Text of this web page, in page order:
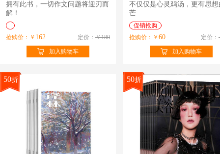
拥有此书，一切作文问题将迎刃而
解！
抢购价：￥ 162 定价： ￥180
加入购物车
不仅仅是心灵鸡汤，更有思想
芒
促销抢购
抢购价：￥ 60 定价：
加入购物车
50折 50折